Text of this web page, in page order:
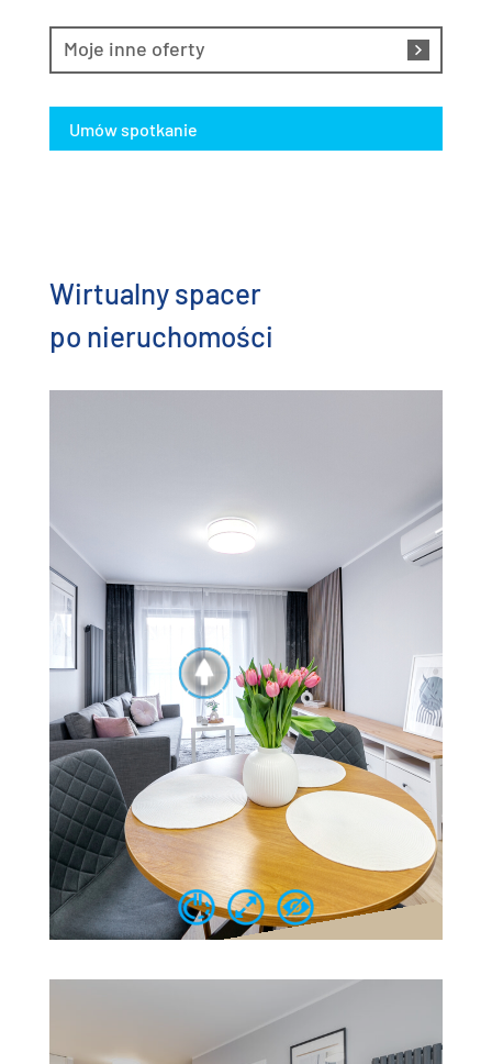
Moje inne oferty
Umów spotkanie
Wirtualny spacer
po nieruchomości